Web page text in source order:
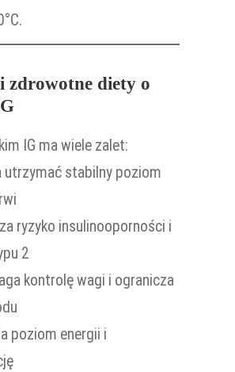
zdrowotne diety o
IG ma wiele zalet:
utrzymać stabilny poziom
ryzyko insulinooporności i
2
kontrolę wagi i ogranicza
poziom energii i